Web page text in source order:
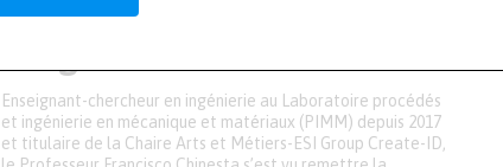
Francisco Chinesta, Médaille
Enseignant-chercheur en ingénierie au Laboratoire procédés
et ingénierie en mécanique et matériaux (PIMM) depuis 2017
et titulaire de la Chaire Arts et Métiers-ESI Group Create-ID,